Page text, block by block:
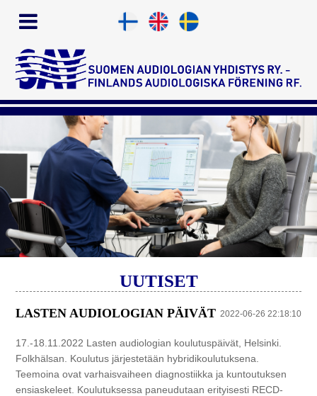
UUTISET
2022-06-26 22:18:10
LASTEN AUDIOLOGIAN PÄIVÄT
17.-18.11.2022 Lasten audiologian koulutuspäivät, Helsinki.
Folkhälsan. Koulutus järjestetään hybridikoulutuksena.
Teemoina ovat varhaisvaiheen diagnostiikka ja kuntoutuksen
ensiaskeleet. Koulutuksessa paneudutaan erityisesti RECD-